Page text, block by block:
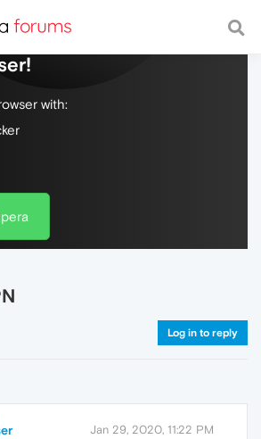
web, with a fast and
with:
Log in to reply
Jan 29, 2020, 11:22 PM